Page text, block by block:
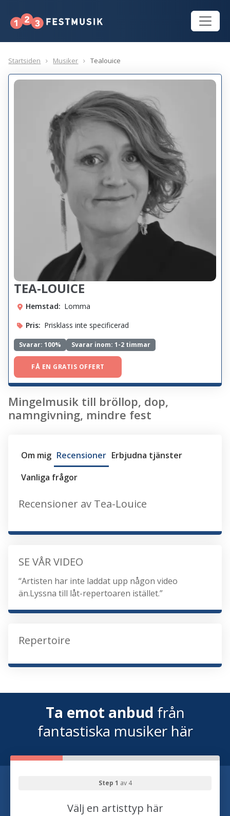
Startsiden Musiker Tealouice
TEA-LOUICE
Hemstad: Lomma
Pris: Prisklass inte specificerad
Svarar:100% Svarar inom: 1-2 timmar
FÅ EN GRATIS OFFERT
Mingelmusik till bröllop, dop,
namngivning, mindre fest
Om mig Recensioner Erbjudna tjänster
Vanliga frågor
Recensioner av Tea-Louice
SE VÅR VIDEO
“Artisten har inte laddat upp någon video
än.Lyssna till låt-repertoaren istället.”
Repertoire
Ta emot anbud från
fantastiska musiker här
Step 1 av 4
Välj en artisttyp här